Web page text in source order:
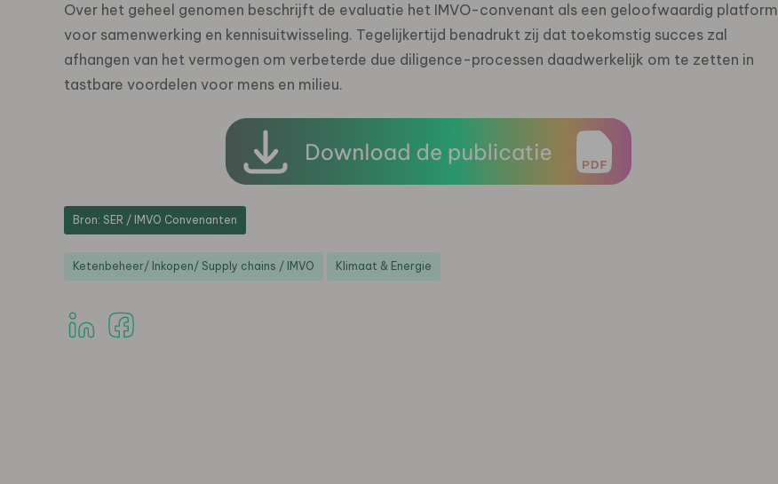
Over het geheel genomen beschrijft de evaluatie het IMVO-convenant als een geloofwaardig platform
voor samenwerking en kennisuitwisseling. Tegelijkertijd benadrukt zij dat toekomstig succes zal
afhangen van het vermogen om verbeterde due diligence-processen daadwerkelijk om te zetten in
tastbare voordelen voor mens en milieu.
Bron: SER / IMVO Convenanten
Ketenbeheer/ Inkopen/ Supply chains / IMVO Klimaat & Energie